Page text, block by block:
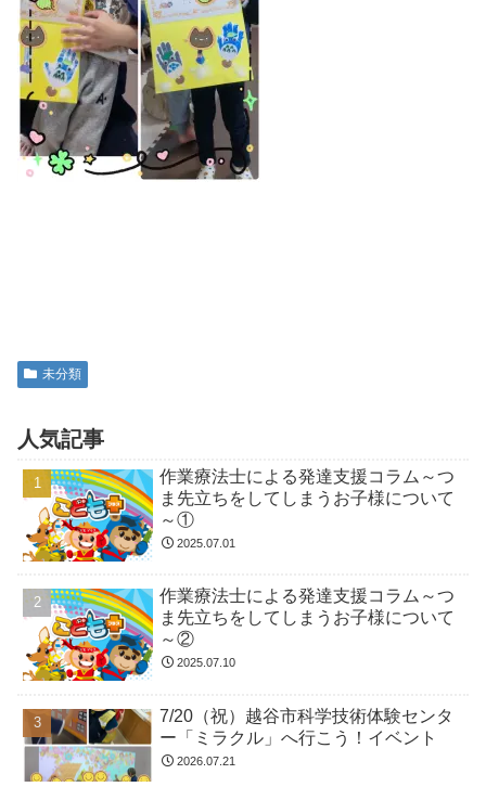
未分類
人気記事
作業療法士による発達支援コラム～つ
ま先立ちをしてしまうお子様について
～①
2025.07.01
作業療法士による発達支援コラム～つ
ま先立ちをしてしまうお子様について
～②
2025.07.10
7/20（祝）越谷市科学技術体験センタ
ー「ミラクル」へ行こう！イベント
2026.07.21